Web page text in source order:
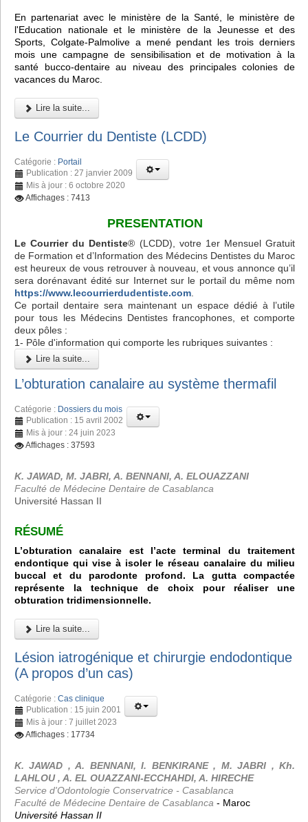
En partenariat avec le ministère de la Santé, le ministère de
l'Education nationale et le ministère de la Jeunesse et des
Sports, Colgate-Palmolive a mené pendant les trois derniers
mois une campagne de sensibilisation et de motivation à la
santé bucco-dentaire au niveau des principales colonies de
vacances du Maroc.
Lire la suite...
Le Courrier du Dentiste (LCDD)
Catégorie : Portail
Publication : 27 janvier 2009
Mis à jour : 6 octobre 2020
Affichages : 7413
PRESENTATION
Le Courrier du Dentiste® (LCDD), votre 1er Mensuel Gratuit
de Formation et d’Information des Médecins Dentistes du Maroc
est heureux de vous retrouver à nouveau, et vous annonce qu’il
sera dorénavant édité sur Internet sur le portail du même nom
https://www.lecourrierdudentiste.com
Ce portail dentaire sera maintenant un espace dédié à l’utile
pour tous les Médecins Dentistes francophones, et comporte
deux pôles :
1- Pôle d'information qui comporte les rubriques suivantes :
Lire la suite...
L’obturation canalaire au système thermafil
Catégorie : Dossiers du mois
Publication : 15 avril 2002
Mis à jour : 24 juin 2023
Affichages : 37593
K. JAWAD, M. JABRI, A. BENNANI, A. ELOUAZZANI
Faculté de Médecine Dentaire de Casablanca
Université Hassan II
RÉSUMÉ
L’obturation canalaire est l’acte terminal du traitement
endontique qui vise à isoler le réseau canalaire du milieu
buccal et du parodonte profond. La gutta compactée
représente la technique de choix pour réaliser une
obturation tridimensionnelle.
Lire la suite...
Lésion iatrogénique et chirurgie endodontique
(A propos d’un cas)
Catégorie : Cas clinique
Publication : 15 juin 2001
Mis à jour : 7 juillet 2023
Affichages : 17734
K. JAWAD , A. BENNANI, I. BENKIRANE , M. JABRI , Kh.
LAHLOU , A. EL OUAZZANI-ECCHAHDI, A. HIRECHE
Service d'Odontologie Conservatrice - Casablanca
Faculté de Médecine Dentaire de Casablanca - Maroc
Université Hassan II